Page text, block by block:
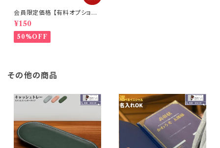
会員限定価格 【有料オプション】
レーザー刻印 名入れ （フォント・
15文字対応/漢字・平仮名・カタ
カナ可能） 【代引決済不可・単体
購入不可】
¥150
50%OFF
その他の商品